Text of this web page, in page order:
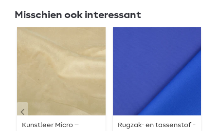
Misschien ook interessant
Kunstleer Micro –
Rugzak- en tassenstof -